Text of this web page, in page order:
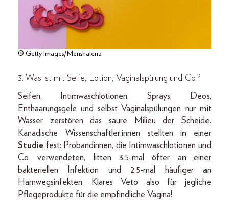
© Getty Images/Menshalena
3. Was ist mit Seife, Lotion, Vaginalspülung und Co.?
Seifen, Intimwaschlotionen, Sprays, Deos,
Enthaarungsgele und selbst Vaginalspülungen nur mit
Wasser zerstören das saure Milieu der Scheide.
Kanadische Wissenschaftler:innen stellten in einer
Studie fest: Probandinnen, die Intimwaschlotionen und
Co. verwendeten, litten 3,5-mal öfter an einer
bakteriellen Infektion und 2,5-mal häufiger an
Harnwegsinfekten. Klares Veto also für jegliche
Pflegeprodukte für die empfindliche Vagina!